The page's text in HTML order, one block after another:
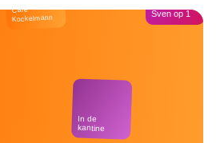
Café
Kockelmann
In de
kantine
Sven op 1